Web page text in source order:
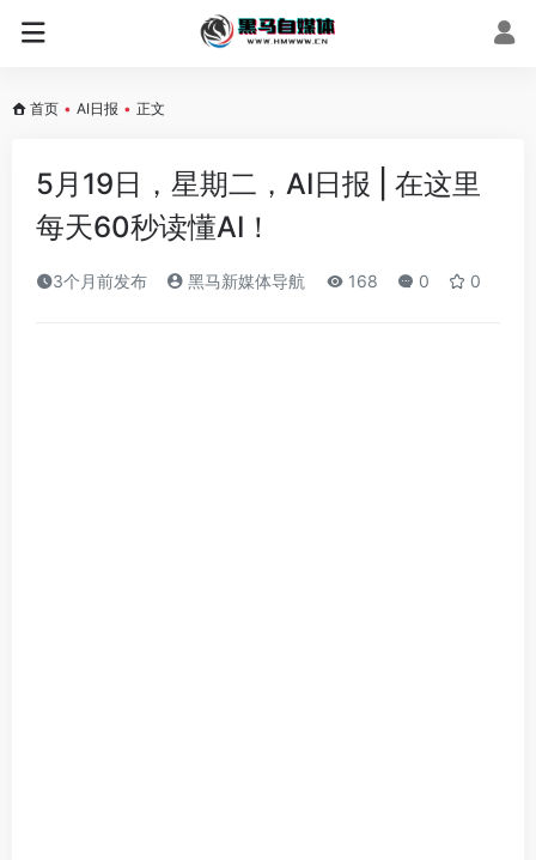
首页 • AI日报 • 正文
5月19日，星期二，AI日报 | 在这里
每天60秒读懂AI！
3个月前发布 黑马新媒体导航 168 0 0